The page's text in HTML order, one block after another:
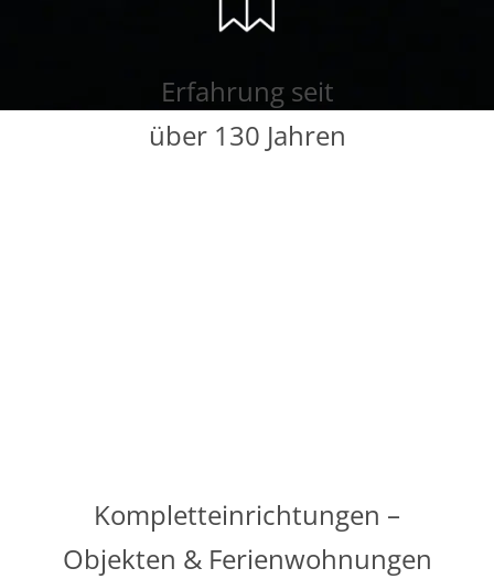
Erfahrung seit
über 130 Jahren
Kompletteinrichtungen –
Objekten & Ferienwohnungen